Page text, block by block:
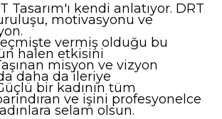
Tasarım'ı kendi anlatıyor. DRT
motivasyonu ve
vermiş olduğu bu
halen etkisini
misyon ve vizyon
daha da ileriye
bir kadının tüm
ve işini profesyonelce
selam olsun.